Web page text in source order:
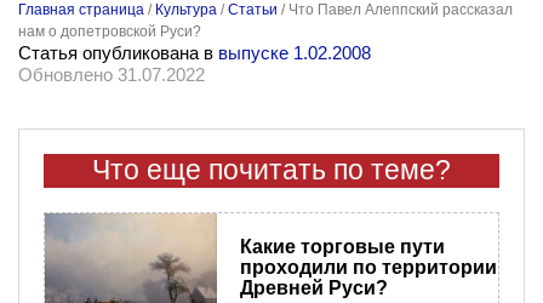
Главная страница / Культура /Статьи / Что Павел Алеппский рассказал
нам о допетровской Руси?
Статья опубликована в выпуске 1.02.2008
Обновлено 31.07.2022
Что еще почитать по теме?
Какие торговые пути
проходили по территории
Древней Руси?